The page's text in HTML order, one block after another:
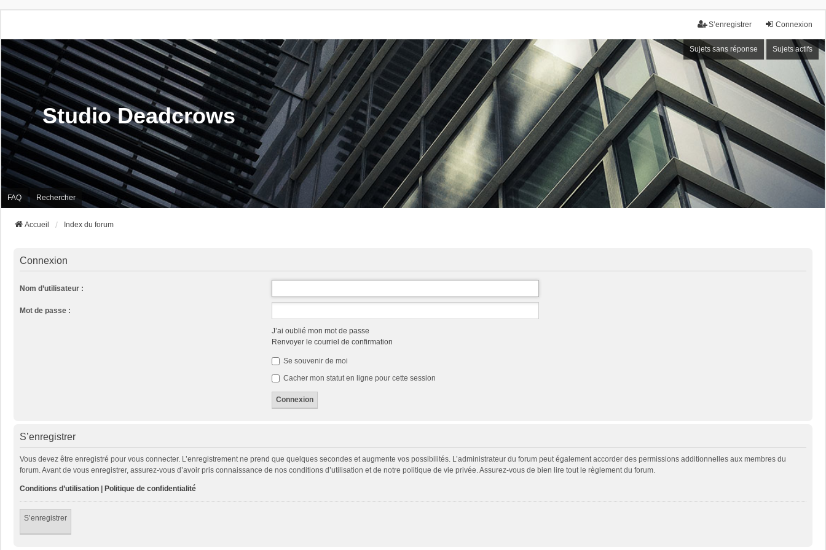
Connexion
S’enregistrer
Sujets sans réponse Sujets actifs
Studio Deadcrows
FAQ Rechercher
Accueil Index du forum
Connexion
Nom d’utilisateur :
Mot de passe :
J’ai oublié mon mot de passe
Renvoyer le courriel de confirmation
Se souvenir de moi
Cacher mon statut en ligne pour cette session
S’enregistrer
Vous devez être enregistré pour vous connecter. L’enregistrement ne prend que quelques secondes et augmente vos possibilités. L’administrateur du forum peut également accorder des permissions additionnelles aux membres du
forum. Avant de vous enregistrer, assurez-vous d’avoir pris connaissance de nos conditions d’utilisation et de notre politique de vie privée. Assurez-vous de bien lire tout le règlement du forum.
Conditions d’utilisation | Politique de confidentialité
S’enregistrer